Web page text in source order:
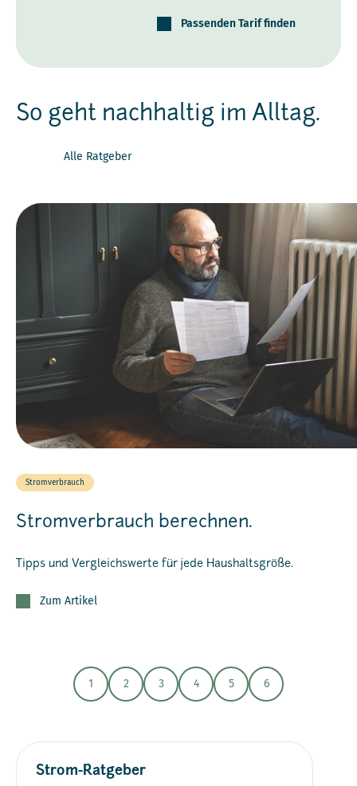
Passenden Tarif finden
So geht nachhaltig im Alltag.
Alle Ratgeber
Stromverbrauch
Stromverbrauch berechnen.
Tipps und Vergleichswerte für jede Haushaltsgröße.
Zum Artikel
1 2 3 4 5 6
Strom-Ratgeber